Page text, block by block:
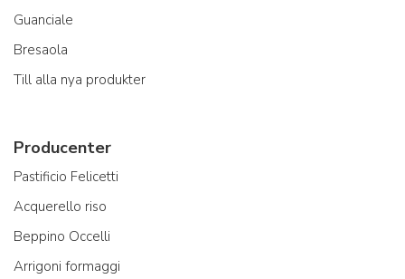
Guanciale
Bresaola
Till alla nya produkter
Producenter
Pastificio Felicetti
Acquerello riso
Beppino Occelli
Arrigoni formaggi